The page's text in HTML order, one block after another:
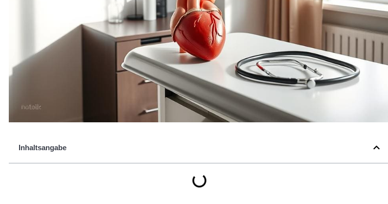
Inhaltsangabe